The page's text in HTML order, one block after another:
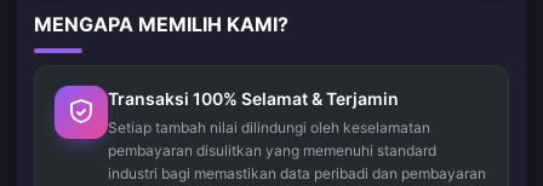
MENGAPA MEMILIH KAMI?
Transaksi 100% Selamat & Terjamin
Setiap tambah nilai dilindungi oleh keselamatan
pembayaran disulitkan yang memenuhi standard
industri bagi memastikan data peribadi dan pembayaran